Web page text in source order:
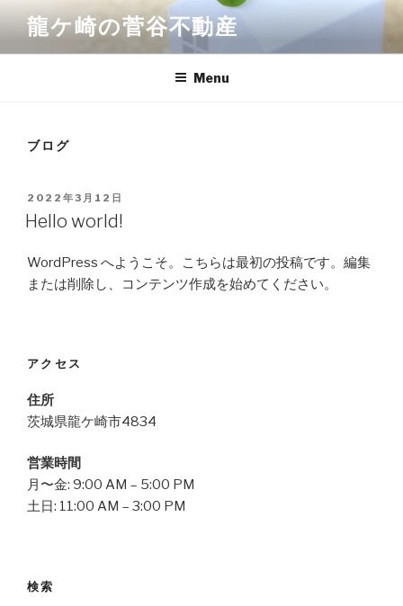
content
龍ケ崎の菅谷不動産
Menu
ブログ
POSTED
ON
2022年3月12日
Hello world!
WordPress へようこそ。こちらは最初の投稿です。編集
または削除し、コンテンツ作成を始めてください。
アクセス
住所
茨城県龍ケ崎市4834
営業時間
月〜金: 9:00 AM – 5:00 PM
土日: 11:00 AM – 3:00 PM
検索